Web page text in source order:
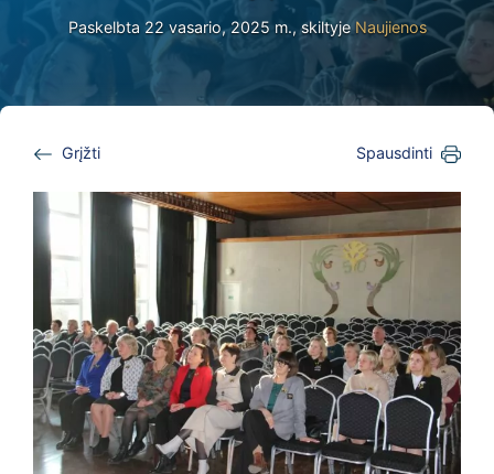
Paskelbta 22 vasario, 2025 m., skiltyjeNaujienos
Grįžti Spausdinti